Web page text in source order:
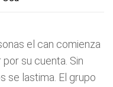
el can comienza
su cuenta. Sin
se lastima. El grupo